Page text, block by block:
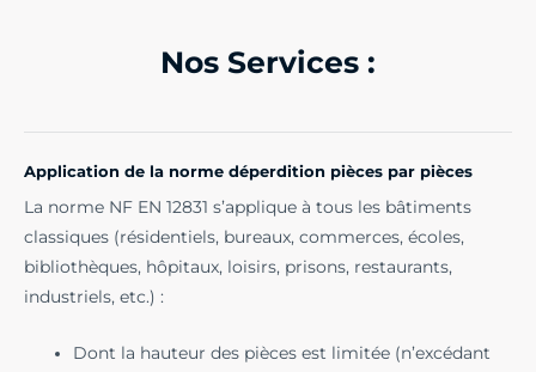
Nos Services :
Application de la norme déperdition pièces par pièces
La norme NF EN 12831 s’applique à tous les bâtiments
classiques (résidentiels, bureaux, commerces, écoles,
bibliothèques, hôpitaux, loisirs, prisons, restaurants,
industriels, etc.) :
Dont la hauteur des pièces est limitée (n’excédant